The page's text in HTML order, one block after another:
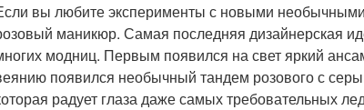
вы любите эксперименты с новыми
маникюр. Самая последняя дизайнерская
модниц. Первым появился на свет яркий
появился необычный тандем розового с
радует глаза даже самых требовательных